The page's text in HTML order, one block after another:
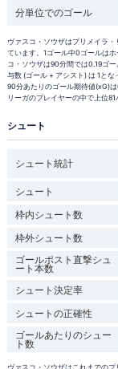
分単位でのゴール
ヴァスコ・ソウザはプリメイラ
ています。1ゴール中0ゴールは
コ・ソウザは90分間では0.19ゴ
与数 (ゴール + アシスト) は 1と
90分あたりのゴール期待値(xG)
リーガのプレイヤーの中で上位81
シュート
シュート統計
シュート
枠内シュート数
枠外シュート数
ゴールポスト直撃シュ
ート本数
シュート決定率
シュートの正確性
ゴールあたりのシュー
ト数